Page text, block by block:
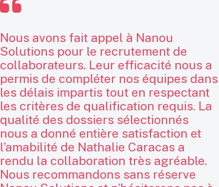
Nous avons fait appel à Nanou
Solutions pour le recrutement de
collaborateurs. Leur efficacité nous a
permis de compléter nos équipes dans
les délais impartis tout en respectant
les critères de qualification requis. La
qualité des dossiers sélectionnés
nous a donné entière satisfaction et
l’amabilité de Nathalie Caracas a
rendu la collaboration très agréable.
Nous recommandons sans réserve